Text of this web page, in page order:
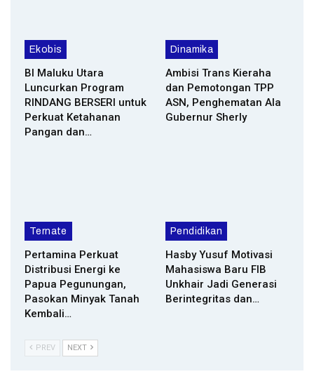
Ekobis
BI Maluku Utara
Luncurkan Program
RINDANG BERSERI untuk
Perkuat Ketahanan
Pangan dan…
Dinamika
Ambisi Trans Kieraha
dan Pemotongan TPP
ASN, Penghematan Ala
Gubernur Sherly
Ternate
Pertamina Perkuat
Distribusi Energi ke
Papua Pegunungan,
Pasokan Minyak Tanah
Kembali…
Pendidikan
Hasby Yusuf Motivasi
Mahasiswa Baru FIB
Unkhair Jadi Generasi
Berintegritas dan…
PREV NEXT